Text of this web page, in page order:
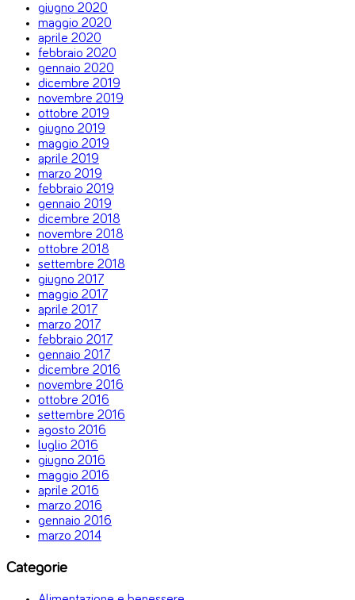
giugno 2020
maggio 2020
aprile 2020
febbraio 2020
gennaio 2020
dicembre 2019
novembre 2019
ottobre 2019
giugno 2019
maggio 2019
aprile 2019
marzo 2019
febbraio 2019
gennaio 2019
dicembre 2018
novembre 2018
ottobre 2018
settembre 2018
giugno 2017
maggio 2017
aprile 2017
marzo 2017
febbraio 2017
gennaio 2017
dicembre 2016
novembre 2016
ottobre 2016
settembre 2016
agosto 2016
luglio 2016
giugno 2016
maggio 2016
aprile 2016
marzo 2016
gennaio 2016
marzo 2014
Categorie